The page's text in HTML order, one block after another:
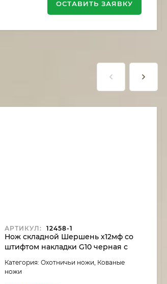
ОСТАВИТЬ ЗАЯВКУ
АРТИКУЛ: 12458-1
Нож складной Шершень х12мф со
штифтом накладки G10 черная с
Категория: Охотничьи ножи, Кованые
ножи